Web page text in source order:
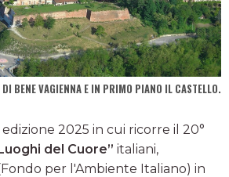
BENE VAGIENNA E IN PRIMO PIANO IL CASTELLO.
edizione 2025 in cui ricorre il 20°
del Cuore” italiani,
per l'Ambiente Italiano) in